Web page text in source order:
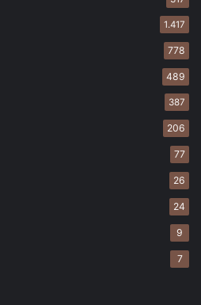
1.417
778
489
387
206
77
26
24
9
7